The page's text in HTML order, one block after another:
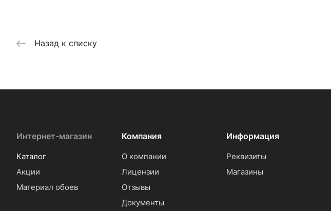
Назад к списку
Интернет-магазин
Каталог
Акции
Материал обоев
Компания
О компании
Лицензии
Отзывы
Документы
Информация
Реквизиты
Магазины